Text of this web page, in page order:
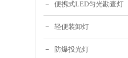
便携式LED匀光勘查灯
轻便装卸灯
防爆投光灯